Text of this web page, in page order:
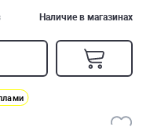
Наличие в магазинах